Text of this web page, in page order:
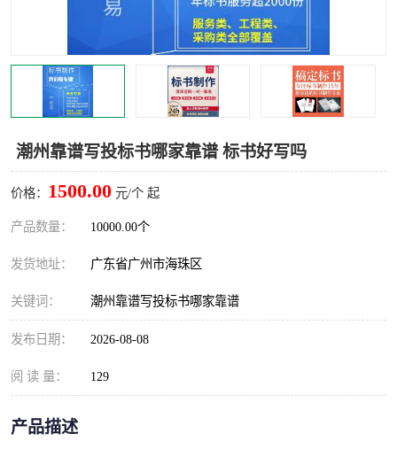
潮州靠谱写投标书哪家靠谱 标书好写吗
价格： 1500.00 元/个 起
产品数量： 10000.00个
发货地址： 广东省广州市海珠区
关键词： 潮州靠谱写投标书哪家靠谱
发布日期： 2026-08-08
阅 读 量： 129
产品描述